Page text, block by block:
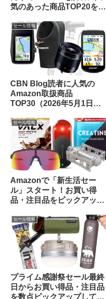
気のあった商品TOP20をご
セール情報
CBN Blog読者に人気の
Amazon取扱商品
TOP30（2026年5月1日
セール情報
Amazonで「新生活セー
ル」スタート！お買い得
品・注目品をピックアップ
セール情報
プライム感謝祭セール最終
日からお買い得品・注目品
を数点ピックアップしてみ